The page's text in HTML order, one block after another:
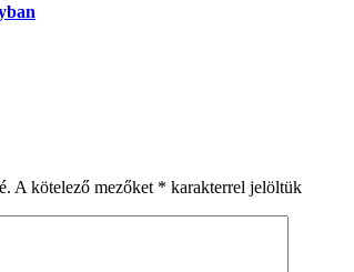
A kötelező mezőket * karakterrel jelöltük